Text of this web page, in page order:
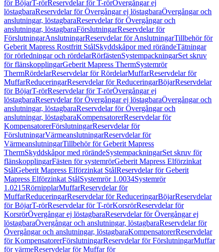
för BöjarT-rörReservdelar för T-rörÖvergångar ej
löstagbaraReservdelar för Övergångar ej löstagbaraÖvergångar och
anslutningar, löstagbaraReservdelar för Övergångar och
anslutningar, löstagbaraFörslutningarReservdelar för
FörslutningarAnslutningarReservdelar för AnslutningarTillbehör för
Geberit Mapress Rostfritt StålSkyddskåpor med rörändeTätningar
för rörledningar och rördelarRörfästenSystempackningarSet skruv
för flänskopplingarGeberit Mapress ThermSystemrör
ThermRördelarReservdelar för RördelarMuffarReservdelar för
MuffarReduceringarReservdelar för ReduceringarBöjarReservdelar
för BöjarT-rörReservdelar för T-rörÖvergångar ej
löstagbaraReservdelar för Övergångar ej löstagbaraÖvergångar och
anslutningar, löstagbaraReservdelar för Övergångar och
anslutningar, löstagbaraKompensatorerReservdelar för
KompensatorerFörslutningarReservdelar för
FörslutningarVärmeanslutningarReservdelar för
VärmeanslutningarTillbehör för Geberit Mapress
ThermSkyddskåpor med rörändeSystempackningarSet skruv för
flänskopplingarFästen för systemrörGeberit Mapress Elförzinkat
StålGeberit Mapress Elförzinkat StålReservdelar för Geberit
Mapress Elförzinkat StålSystemrör 1.0034Systemrör
1.0215RörnipplarMuffarReservdelar för
MuffarReduceringarReservdelar för ReduceringarBöjarReservdelar
för BöjarT-rörReservdelar för T-rörKorsrörReservdelar för
KorsrörÖvergångar ej löstagbaraReservdelar för Övergångar ej
löstagbaraÖvergångar och anslutningar, löstagbaraReservdelar för
Övergångar och anslutningar, löstagbaraKompensatorerReservdelar
för KompensatorerFörslutningarReservdelar för FörslutningarMuffar
för värmeReservdelar för Muffar för